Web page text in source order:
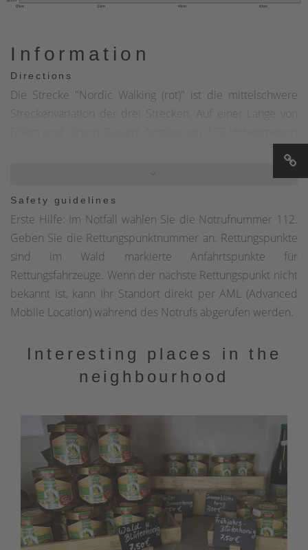
0 km 2 km 4 km 6 km
Information
Directions
Die Strecke "Nordic Walking (rot)" ist die mittelschwere
Streckenvariation der drei Strecken. Auf einer Länge von
führt sie den Walker vorbei an den Meinhardus-
Mattenschanzen und dem Schloss Badinghagen und
Safety guidelines
Erste Hilfe: Im Notfall wählen Sie die Notrufnummer 112.
Geben Sie die Rettungspunktnummer an. Rettungspunkte
sind im Wald markierte Anfahrtspunkte für
Rettungsfahrzeuge. Wenn der nächste Rettungspunkt nicht
bekannt ist, kann Ihr Standort direkt per AML (Advanced
Mobile Location) während des Notrufs abgerufen werden.
Interesting places in the
neighbourhood